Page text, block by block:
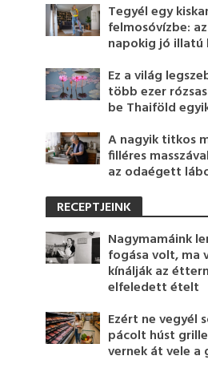
Tegyél egy
felmosóvízbe:
napokig jó illatú
Ez a világ
több ezer
be Thaiföld
A nagyik titkos
filléres
az odaégett
RECEPTJEINK
Nagymamáink
fogása volt, ma
kínálják az
elfeledett ételt
Ezért ne vegyél
pácolt húst
vernek át vele a